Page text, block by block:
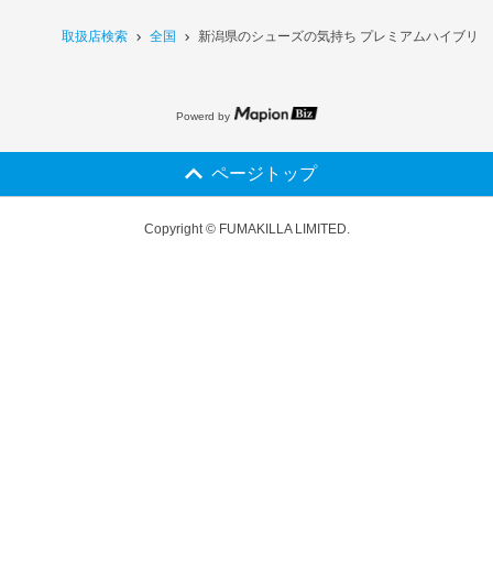
取扱店検索 全国 新潟県のシューズの気持ち プレミアムハイブリ
Powerd by
ページトップ
Copyright © FUMAKILLA LIMITED.